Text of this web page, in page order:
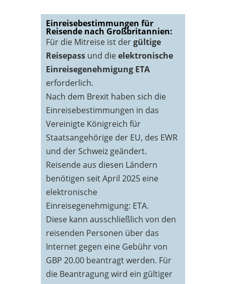
Einreisebestimmungen für
Reisende nach Großbritannien:
Für die Mitreise ist dergültige
Reisepassund dieelektronische
Einreisegenehmigung ETA
erforderlich.
Nach dem Brexit haben sich die
Einreisebestimmungen in das
Vereinigte Königreich für
Staatsangehörige der EU, des EWR
und der Schweiz geändert.
Reisende aus diesen Ländern
benötigen seit April 2025 eine
elektronische
Einreisegenehmigung: ETA.
Diese kann ausschließlich von den
reisenden Personen über das
Internet gegen eine Gebühr von
GBP 20.00 beantragt werden. Für
die Beantragung wird ein gültiger